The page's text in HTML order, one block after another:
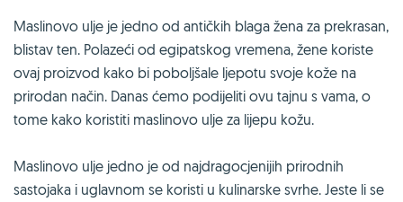
Maslinovo ulje je jedno od antičkih blaga žena za prekrasan,
blistav ten. Polazeći od egipatskog vremena, žene koriste
ovaj proizvod kako bi poboljšale ljepotu svoje kože na
prirodan način. Danas ćemo podijeliti ovu tajnu s vama, o
tome kako koristiti maslinovo ulje za lijepu kožu.
Maslinovo ulje jedno je od najdragocjenijih prirodnih
sastojaka i uglavnom se koristi u kulinarske svrhe. Jeste li se